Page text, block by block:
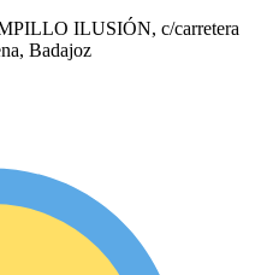
ILUSIÓN, c/carretera
Badajoz